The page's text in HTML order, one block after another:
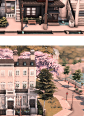
Kellyhartx
Street🏯